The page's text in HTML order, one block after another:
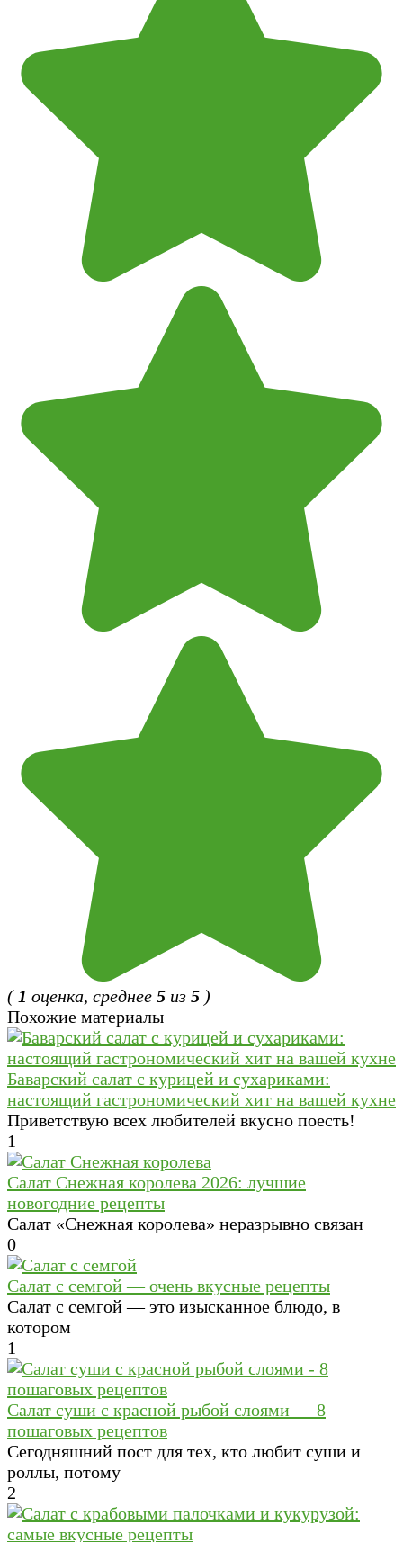
( 1 оценка, среднее 5 из 5 )
Похожие материалы
Баварский салат с курицей и сухариками:
настоящий гастрономический хит на вашей кухне
Приветствую всех любителей вкусно поесть!
1
Салат Cнежная королева 2026: лучшие
новогодние рецепты
Салат «Снежная королева» неразрывно связан
0
Салат с семгой — очень вкусные рецепты
Салат с семгой — это изысканное блюдо, в
котором
1
Салат суши с красной рыбой слоями — 8
пошаговых рецептов
Сегодняшний пост для тех, кто любит суши и
роллы, потому
2